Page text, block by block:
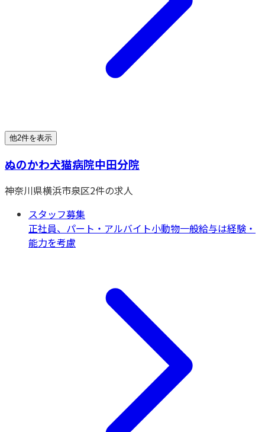
他2件を表示
ぬのかわ犬猫病院中田分院
神奈川県横浜市泉区2件の求人
スタッフ募集
正社員、パート・アルバイト小動物一般給与は経験・
能力を考慮